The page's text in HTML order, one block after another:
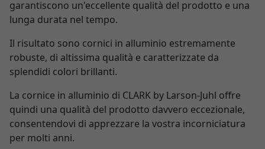
garantiscono un'eccellente qualità del prodotto e una
lunga durata nel tempo.
Il risultato sono cornici in alluminio estremamente
robuste, di altissima qualità e caratterizzate da
splendidi colori brillanti.
La cornice in alluminio di CLARK by Larson-Juhl offre
quindi una qualità del prodotto davvero eccezionale,
consentendovi di apprezzare la vostra incorniciatura
per molti anni.